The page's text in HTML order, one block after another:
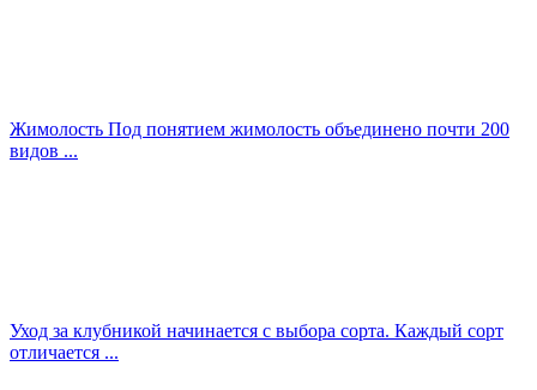
Жимолость Под понятием жимолость объединено почти 200
видов ...
Уход за клубникой начинается с выбора сорта. Каждый сорт
отличается ...